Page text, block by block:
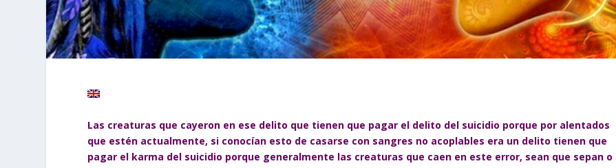
Las creaturas que cayeron en ese delito que tienen que pagar el delito del suicidio porque por alentados
que estén actualmente, si conocían esto de casarse con sangres no acoplables era un delito tienen que
pagar el karma del suicidio porque generalmente las creaturas que caen en este error, sean que sepan o